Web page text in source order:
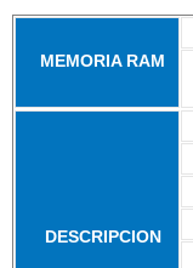
MEMORIA RAM
DESCRIPCION